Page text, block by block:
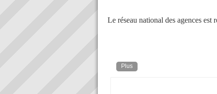
Le réseau national des agences
Plus